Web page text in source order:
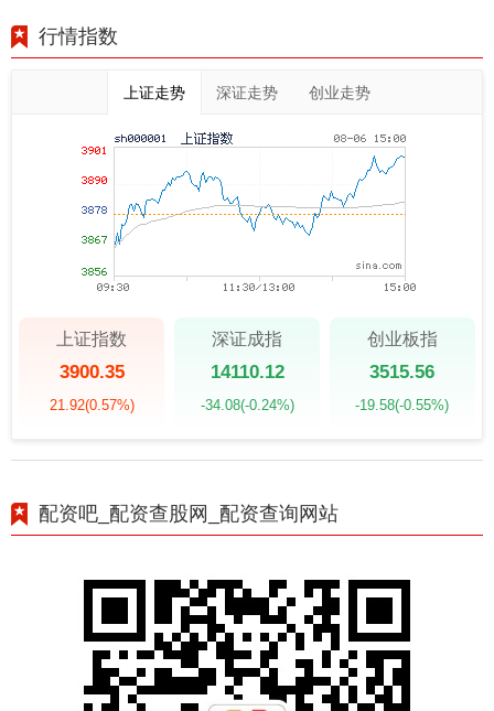
行情指数
上证走势 深证走势 创业走势
上证指数
3900.35
21.92(0.57%)
深证成指
14110.12
-34.08(-0.24%)
创业板指
3515.56
-19.58(-0.55%)
配资吧_配资查股网_配资查询网站